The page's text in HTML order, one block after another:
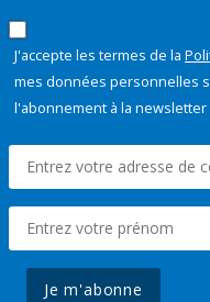
J'accepte les termes de la
mes données personnelles
l'abonnement à la
Je m'abonne